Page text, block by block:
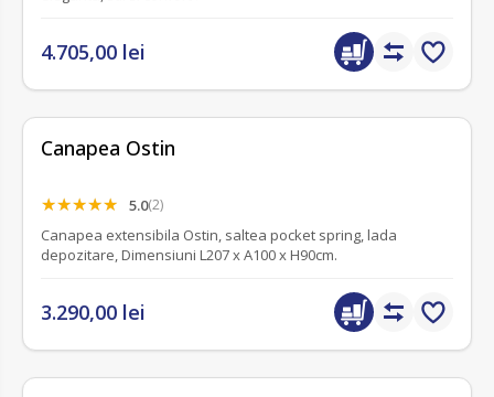
4.705,00 lei
Canapea Ostin
5.0(2)
Canapea extensibila Ostin, saltea pocket spring, lada
depozitare, Dimensiuni L207 x A100 x H90cm.
3.290,00 lei